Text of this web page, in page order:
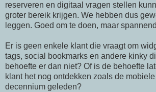
reserveren en digitaal vragen stellen
groter bereik krijgen. We hebben dus
leggen. Goed om te doen, maar
Er is geen enkele klant die vraagt om
tags, social bookmarks en andere kinky
behoefte er dan niet? Of is de behoefte
klant het nog ontdekken zoals de
decennium geleden?